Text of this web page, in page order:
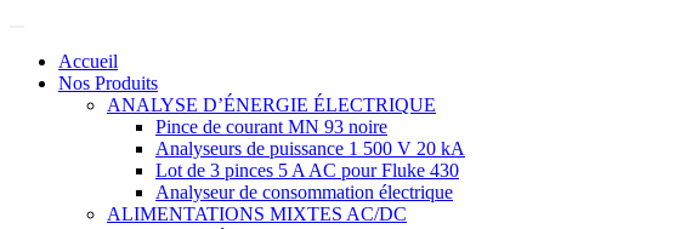
Accueil
Nos Produits
ANALYSE D’ÉNERGIE ÉLECTRIQUE
Pince de courant MN 93 noire
Analyseurs de puissance 1 500 V 20 kA
Lot de 3 pinces 5 A AC pour Fluke 430
Analyseur de consommation électrique
ALIMENTATIONS MIXTES AC/DC